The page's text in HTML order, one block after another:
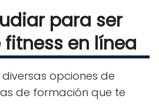
para ser
en línea
diversas opciones de
de formación que te